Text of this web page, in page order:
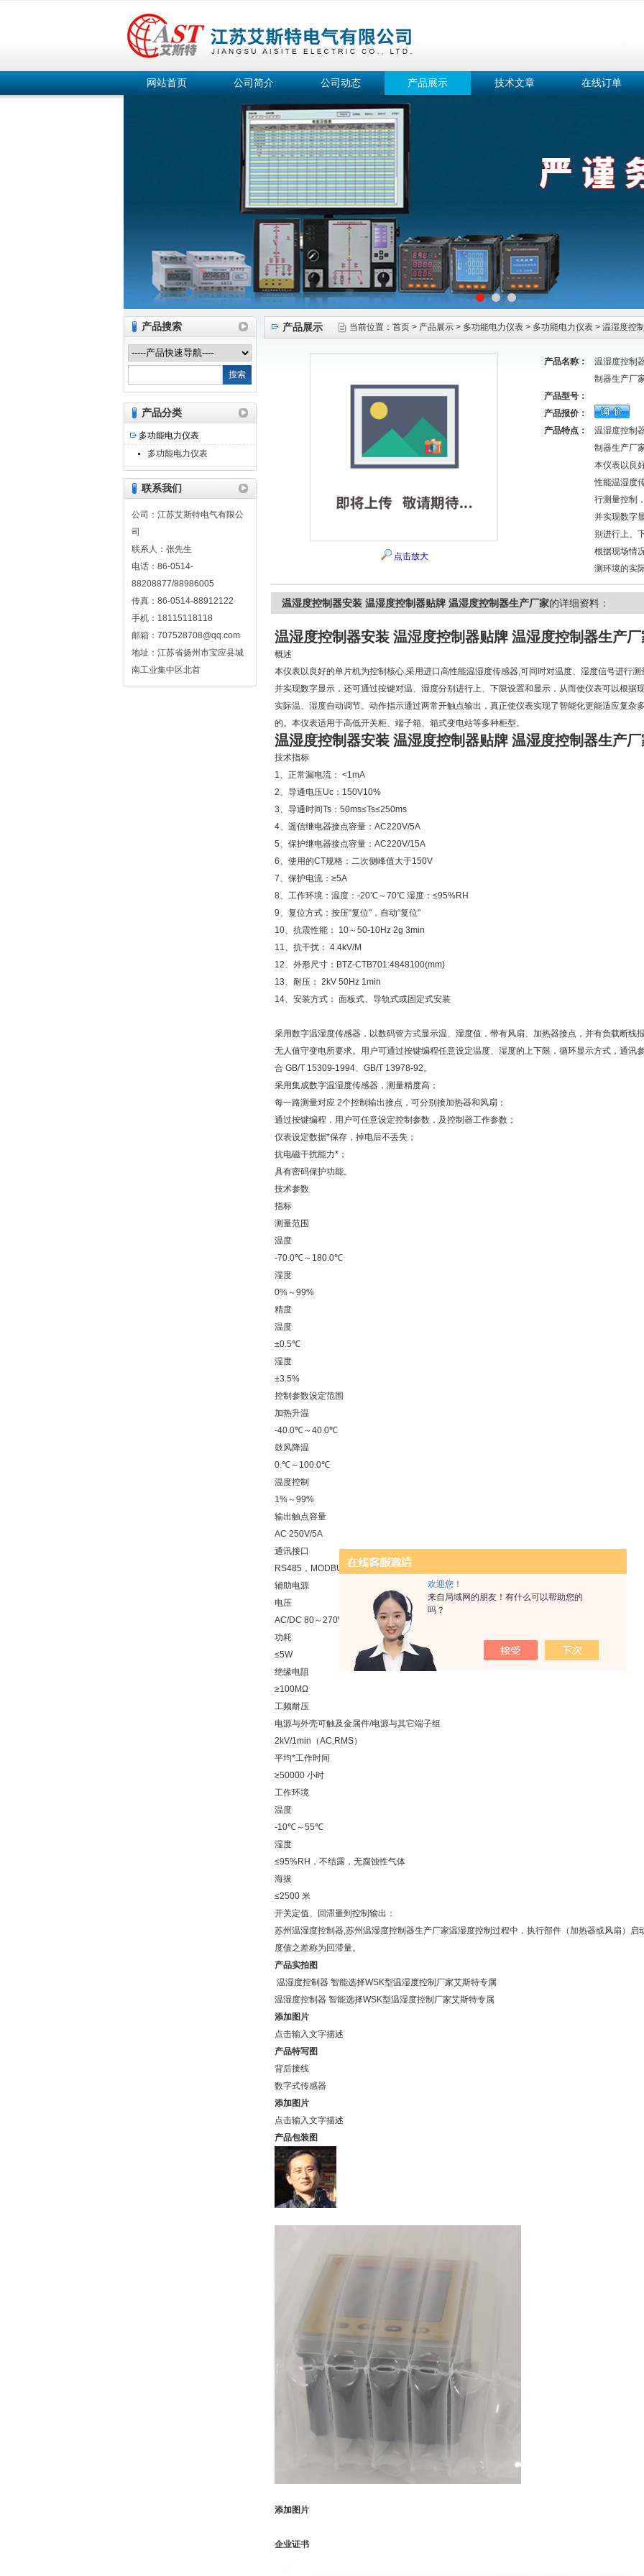
欢迎您！
来自局域网的朋友！有什么可以帮助您的
吗？
江苏艾斯特电气有限公司
网站首页 公司简介 公司动态 产品展示 技术文章 在线订单
产品搜索
产品分类
多功能电力仪表
多功能电力仪表
联系我们
公司：江苏艾斯特电气有限公
司
联系人：张先生
电话：86-0514-
88208877/88986005
传真：86-0514-88912122
手机：18115118118
邮箱：707528708@qq.com
地址：江苏省扬州市宝应县城
南工业集中区北首
产品展示 当前位置： 首页 > 产品展示 > 多功能电力仪表 > 多功能电力仪表 > 温湿度控
点击放大
产品名称：
温湿度控制
制器生产厂
产品型号：
产品报价：
产品特点：
温湿度控制
制器生产厂
本仪表以良
性能温湿度
行测量控制，
并实现数字
别进行上、
根据现场情
测环境的实
温湿度控制器安装 温湿度控制器贴牌 温湿度控制器生产厂家的详细资料：
温湿度控制器安装 温湿度控制器贴牌 温湿度控制器生产厂
概述
本仪表以良好的单片机为控制核心,采用进口高性能温湿度传感器,可同时对温度、湿度信号进行测
并实现数字显示，还可通过按键对温、湿度分别进行上、下限设置和显示，从而使仪表可以根据
实际温、湿度自动调节。动作指示通过两常开触点输出，真正使仪表实现了智能化更能适应复杂
的。本仪表适用于高低开关柜、端子箱、箱式变电站等多种柜型。
温湿度控制器安装 温湿度控制器贴牌 温湿度控制器生产厂
技术指标
1、正常漏电流： <1mA
2、导通电压Uc：150V10%
3、导通时间Ts：50ms≤Ts≤250ms
4、遥信继电器接点容量：AC220V/5A
5、保护继电器接点容量：AC220V/15A
6、使用的CT规格：二次侧峰值大于150V
7、保护电流：≥5A
8、工作环境：温度：-20℃～70℃ 湿度：≤95%RH
9、复位方式：按压“复位"，自动“复位"
10、抗震性能： 10～50-10Hz 2g 3min
11、抗干扰： 4.4kV/M
12、外形尺寸：BTZ-CTB701:4848100(mm)
13、耐压： 2kV 50Hz 1min
14、安装方式： 面板式、导轨式或固定式安装
采用数字温湿度传感器，以数码管方式显示温、湿度值，带有风扇、加热器接点，并有负载断线
无人值守变电所要求。用户可通过按键编程任意设定温度、湿度的上下限，循环显示方式，通讯
合 GB/T 15309-1994、GB/T 13978-92。
采用集成数字温湿度传感器，测量精度高；
每一路测量对应 2个控制输出接点，可分别接加热器和风扇；
通过按键编程，用户可任意设定控制参数，及控制器工作参数；
仪表设定数据*保存，掉电后不丢失；
抗电磁干扰能力*；
具有密码保护功能。
技术参数
指标
测量范围
温度
-70.0℃～180.0℃
湿度
0%～99%
精度
温度
±0.5℃
湿度
±3.5%
控制参数设定范围
加热升温
-40.0℃～40.0℃
鼓风降温
0.℃～100.0℃
温度控制
1%～99%
输出触点容量
AC 250V/5A
通讯接口
RS485，MODBUS-RTU 协议
辅助电源
电压
AC/DC 80～270V
功耗
≤5W
绝缘电阻
≥100MΩ
工频耐压
电源与外壳可触及金属件/电源与其它端子组
2kV/1min（AC,RMS）
平均*工作时间
≥50000 小时
工作环境
温度
-10℃～55℃
湿度
≤95%RH，不结露，无腐蚀性气体
海拔
≤2500 米
开关定值、回滞量到控制输出：
苏州温湿度控制器,苏州温湿度控制器生产厂家温湿度控制过程中，执行部件（加热器或风扇）
度值之差称为回滞量。
产品实拍图
温湿度控制器 智能选择WSK型温湿度控制厂家艾斯特专属
温湿度控制器 智能选择WSK型温湿度控制厂家艾斯特专属
添加图片
点击输入文字描述
产品特写图
背后接线
数字式传感器
添加图片
点击输入文字描述
产品包装图
添加图片
企业证书